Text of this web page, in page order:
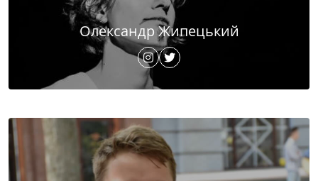
Олександр Жипецький